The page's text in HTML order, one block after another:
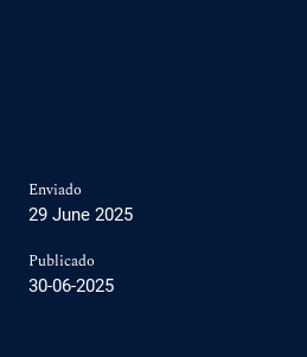
Enviado
29 June 2025
Publicado
30-06-2025